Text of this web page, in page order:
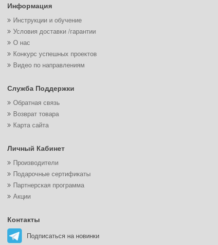
Информация
Инструкции и обучение
Условия доставки /гарантии
О нас
Конкурс успешных проектов
Видео по направлениям
Служба Поддержки
Обратная связь
Возврат товара
Карта сайта
Личный Кабинет
Производители
Подарочные сертификаты
Партнерская программа
Акции
Контакты
Подписаться на новинки